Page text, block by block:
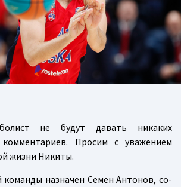
не будут давать никаких
комментариев. Просим с уважением
жизни Никиты.
назначен Семен Антонов, со-